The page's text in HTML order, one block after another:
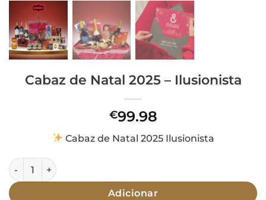
Cabaz de Natal 2025 – Ilusionista
€99.98
Cabaz de Natal 2025 Ilusionista
Quantidade de Cabaz de Natal 2025 - Ilusionista
Adicionar